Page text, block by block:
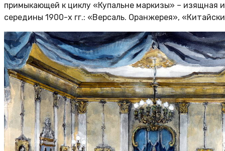
примыкающей к циклу «Купальне маркизы» – изящная
середины 1900-х гг.: «Версаль. Оранжерея»,